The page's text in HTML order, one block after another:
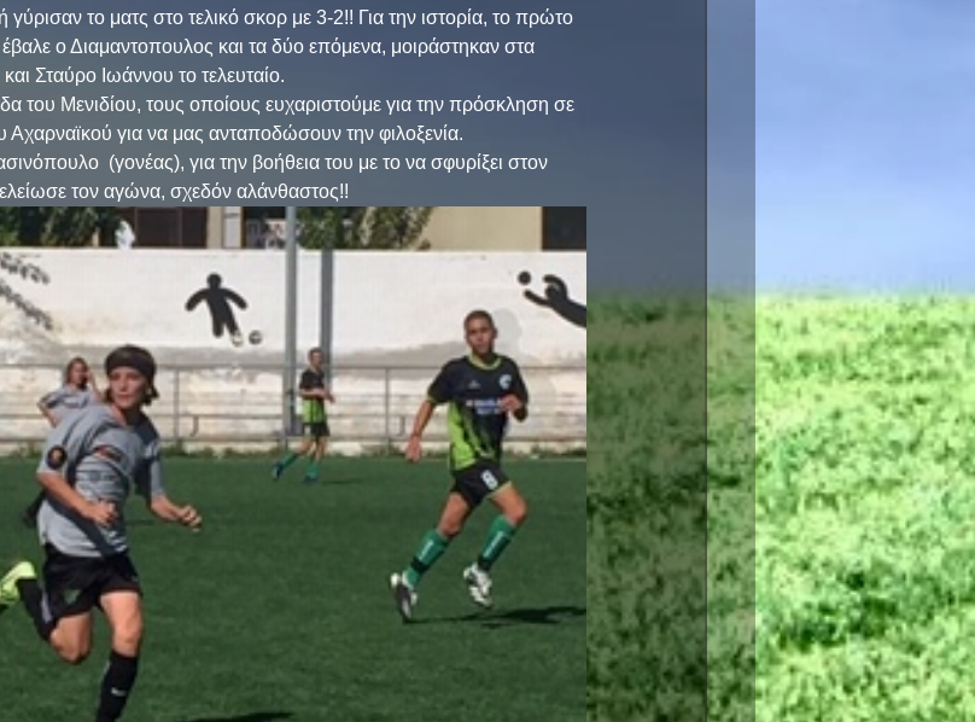
το ματς στο τελικό σκορ με 3-2!! Για την ιστορία, το πρώτο
ο Διαμαντοπουλος και τα δύο επόμενα, μοιράστηκαν στα
Σταύρο Ιωάννου το τελευταίο.
του Μενιδίου, τους οποίους ευχαριστούμε για την πρόσκληση σε
Αχαρναϊκού για να μας ανταποδώσουν την φιλοξενία.
(γονέας), για την βοήθεια του με το να σφυρίξει στον
τον αγώνα, σχεδόν αλάνθαστος!!